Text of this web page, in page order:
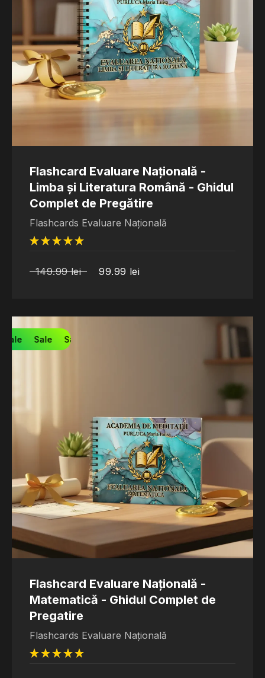
Flashcard Evaluare Națională -
Limba și Literatura Română - Ghidul
Complet de Pregătire
Flashcards Evaluare Națională
149.99lei 99.99 lei
Sale Sale
Flashcard Evaluare Națională -
Matematică - Ghidul Complet de
Pregatire
Flashcards Evaluare Națională